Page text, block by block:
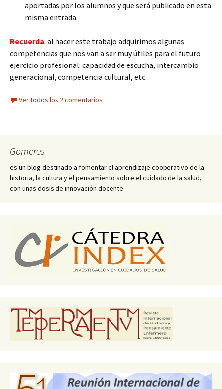
aportadas por los alumnos y que será publicado en esta
misma entrada.
Recuerda: al hacer este trabajo adquirimos algunas
competencias que nos van a ser muy útiles para el futuro
ejercicio profesional: capacidad de escucha, intercambio
generacional, competencia cultural, etc.
Ver todos los 2 comentarios
Gomeres
es un blog destinado a fomentar el aprendizaje cooperativo de la
historia, la cultura y el pensamiento sobre el cuidado de la salud,
con unas dosis de innovación docente